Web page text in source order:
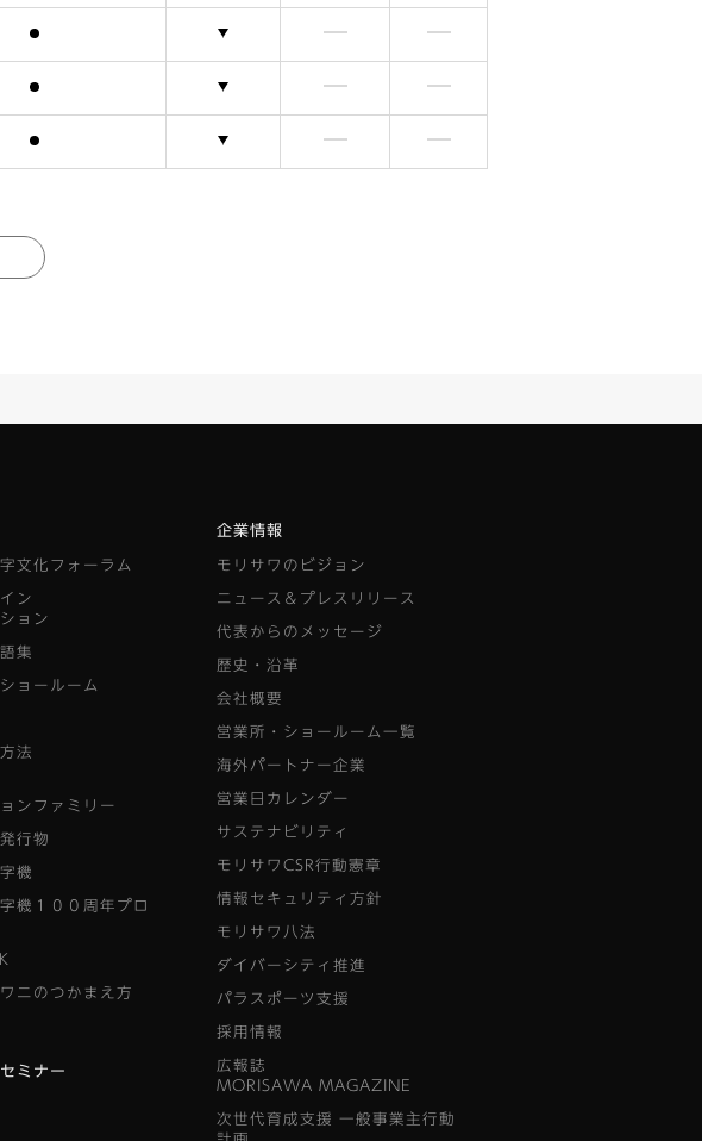
含まれません 含まれません
含まれません 含まれません
含まれません 含まれません
文化フォーラム
ン
ョン
集
ョールーム
法
ンファミリー
行物
機
機１００周年プロ
ニのつかまえ方
ミナー
企業情報
モリサワのビジョン
ニュース＆プレスリリース
代表からのメッセージ
歴史・沿革
会社概要
営業所・ショールーム一覧
海外パートナー企業
営業日カレンダー
サステナビリティ
モリサワCSR行動憲章
情報セキュリティ方針
モリサワ八法
ダイバーシティ推進
パラスポーツ支援
採用情報
広報誌
MORISAWA MAGAZINE
次世代育成支援 一般事業主行動